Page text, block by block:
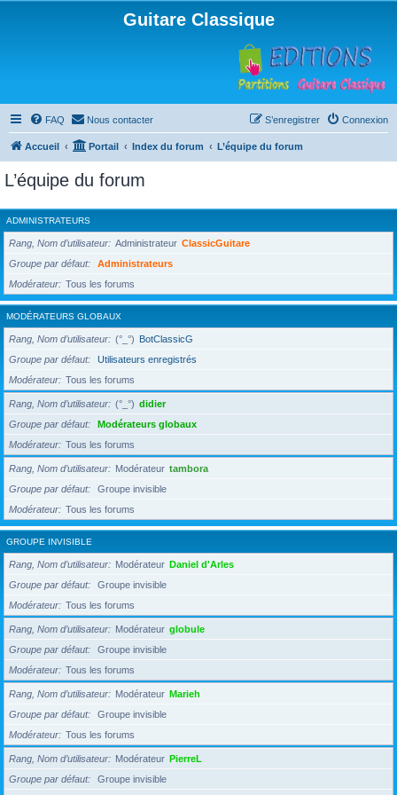
Guitare Classique
FAQ Nous contacter Connexion
S’enregistrer
Accueil Portail Index du forum L’équipe du forum
L’équipe du forum
ADMINISTRATEURS
Rang, Nom d’utilisateur Administrateur ClassicGuitare
Groupe par défaut
Administrateurs
Modérateur
Tous les forums
MODÉRATEURS GLOBAUX
Rang, Nom d’utilisateur (°_°) BotClassicG
Groupe par défaut
Utilisateurs enregistrés
Modérateur
Tous les forums
Rang, Nom d’utilisateur (°_°) didier
Groupe par défaut
Modérateurs globaux
Modérateur
Tous les forums
Rang, Nom d’utilisateur Modérateur tambora
Groupe par défaut
Groupe invisible
Modérateur
Tous les forums
GROUPE INVISIBLE
Rang, Nom d’utilisateur Modérateur Daniel d'Arles
Groupe par défaut
Groupe invisible
Modérateur
Tous les forums
Rang, Nom d’utilisateur Modérateur globule
Groupe par défaut
Groupe invisible
Modérateur
Tous les forums
Rang, Nom d’utilisateur Modérateur Marieh
Groupe par défaut
Groupe invisible
Modérateur
Tous les forums
Rang, Nom d’utilisateur Modérateur PierreL
Groupe par défaut
Groupe invisible